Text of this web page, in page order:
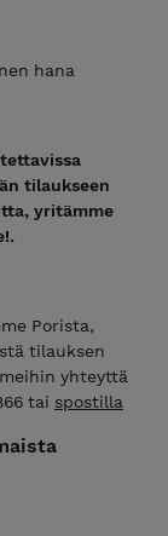
hana
tilaukseen
yritämme
Porista,
tilauksen
yhteyttä
tai spostilla